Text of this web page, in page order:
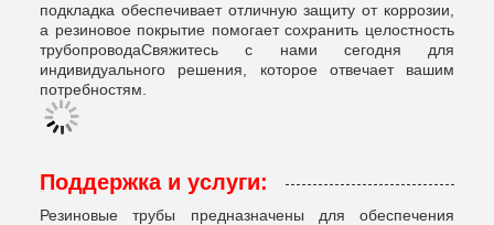
подкладка обеспечивает отличную защиту от коррозии,
а резиновое покрытие помогает сохранить целостность
трубопроводаСвяжитесь с нами сегодня для
индивидуального решения, которое отвечает вашим
потребностям.
Поддержка и услуги:
Резиновые трубы предназначены для обеспечения